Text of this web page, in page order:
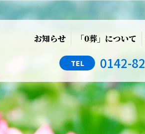
お知らせ 「0葬」について
フ
プ
TEL 0142-